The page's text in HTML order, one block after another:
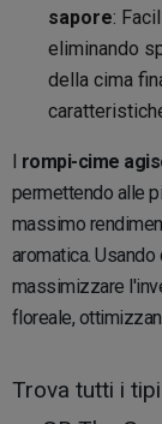
sapore:
eliminando
della cima
rompi-cime
permettendo alle
massimo
aromatica.
massimizzare
floreale,
Trova tutti i